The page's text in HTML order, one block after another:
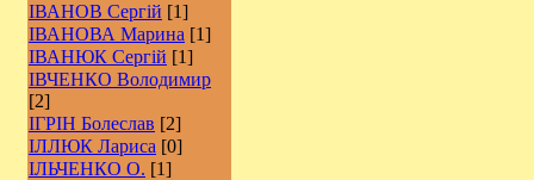
ІВАНОВ Сергій [1]
ІВАНОВА Марина [1]
ІВАНЮК Сергій [1]
ІВЧЕНКО Володимир
[2]
ІГРІН Болеслав [2]
ІЛЛЮК Лариса [0]
ІЛЬЧЕНКО О. [1]